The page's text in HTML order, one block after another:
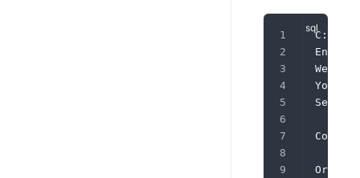
Enter
Your
Oracle